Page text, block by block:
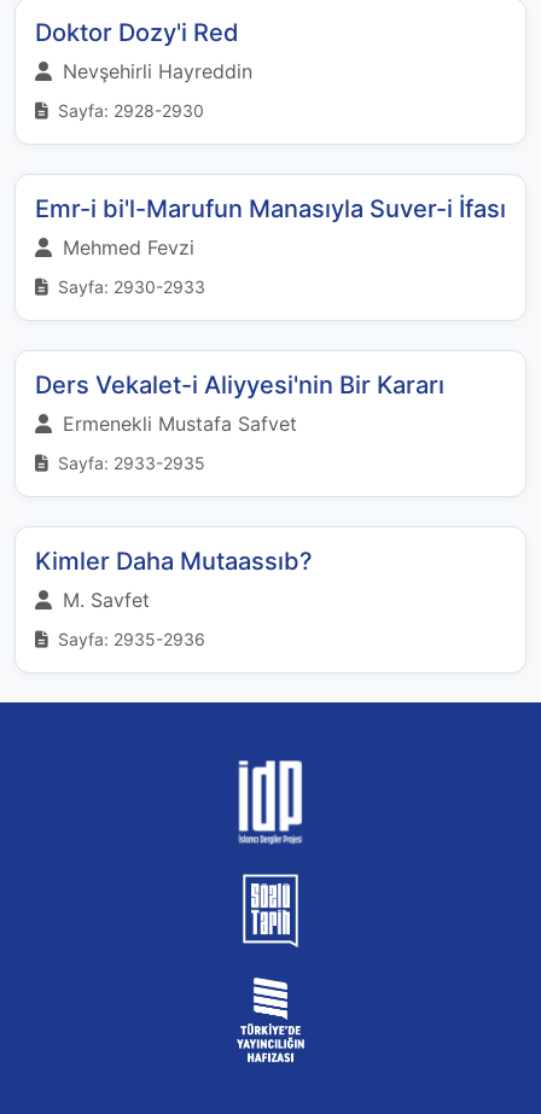
Doktor Dozy'i Red
Nevşehirli Hayreddin
Sayfa: 2928-2930
Emr-i bi'l-Marufun Manasıyla Suver-i İfası
Mehmed Fevzi
Sayfa: 2930-2933
Ders Vekalet-i Aliyyesi'nin Bir Kararı
Ermenekli Mustafa Safvet
Sayfa: 2933-2935
Kimler Daha Mutaassıb?
M. Savfet
Sayfa: 2935-2936